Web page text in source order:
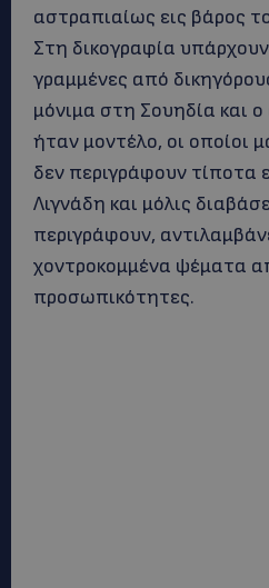
αστραπιαίως εις βάρος
Στη δικογραφία
γραμμένες από
μόνιμα στη Σουηδία και
ήταν μοντέλο, οι οποίοι
δεν περιγράφουν τίποτα
Λιγνάδη και μόλις
περιγράφουν,
χοντροκομμένα ψέματα
προσωπικότητες.